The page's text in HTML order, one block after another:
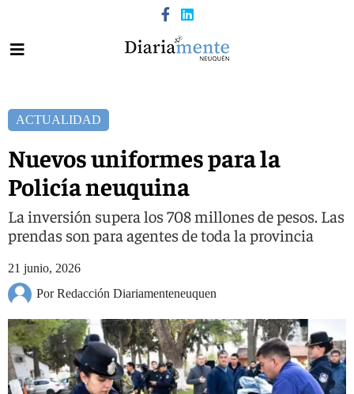
ACTUALIDAD
Nuevos uniformes para la
Policía neuquina
La inversión supera los 708 millones de pesos. Las
prendas son para agentes de toda la provincia
21 junio, 2026
Por Redacción Diariamenteneuquen